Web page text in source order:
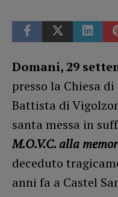
Domani, 29
presso la Chiesa
Battista di
santa messa in
M.O.V.C. alla
deceduto
anni fa a Castel